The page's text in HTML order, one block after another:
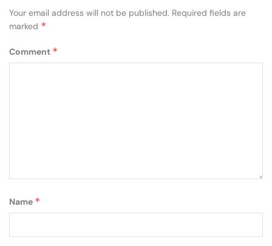
Your email address will not be published. Required fields are
marked *
Comment *
Name *